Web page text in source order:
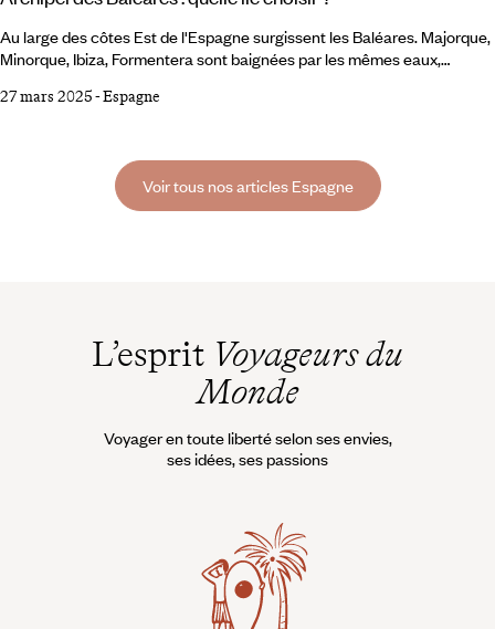
Au large des côtes Est de l'Espagne surgissent les Baléares. Majorque,
Minorque, Ibiza, Formentera sont baignées par les mêmes eaux,
chacune a sa personnalité et son propre charme. Alors on vous
montagnes vertes comme l’émeraude.
27 mars 2025-Espagne
Voir tous nos articles Espagne
L’esprit Voyageurs du
Monde
Voyager en toute liberté selon ses envies,
ses idées, ses passions